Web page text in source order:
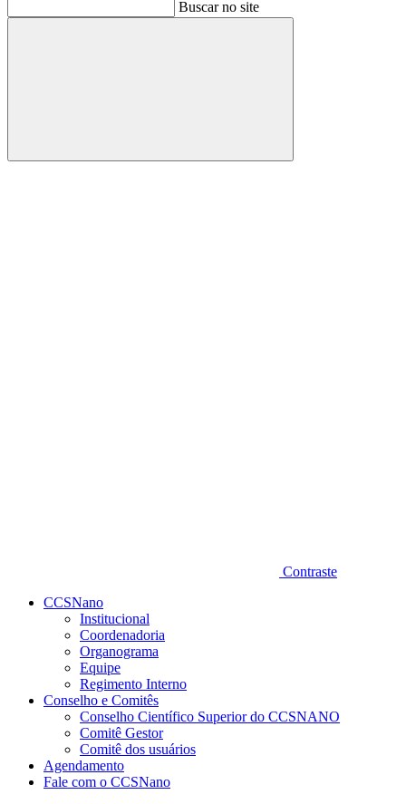
Buscar no site
Buscar
Contraste
CCSNano
Institucional
Coordenadoria
Organograma
Equipe
Regimento Interno
Conselho e Comitês
Conselho Científico Superior do CCSNANO
Comitê Gestor
Comitê dos usuários
Agendamento
Fale com o CCSNano